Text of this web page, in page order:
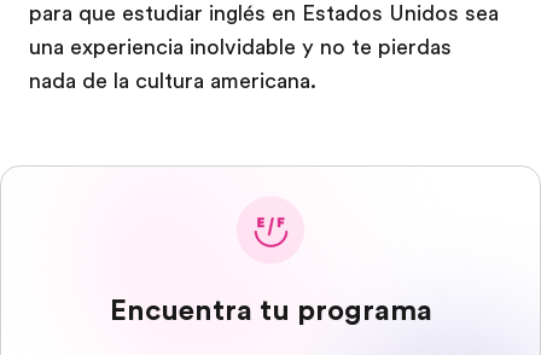
para que estudiar inglés en Estados Unidos sea
una experiencia inolvidable y no te pierdas
nada de la cultura americana.
Encuentra tu programa